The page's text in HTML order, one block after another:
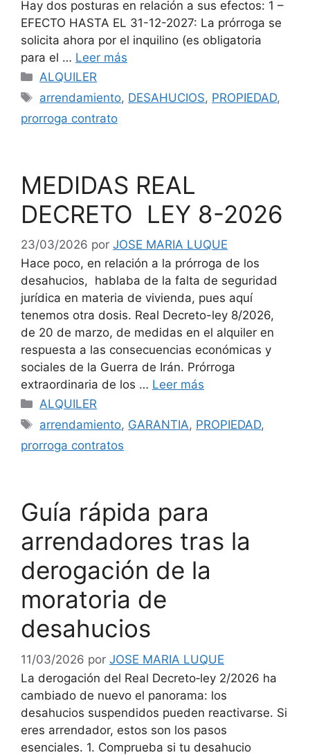
Hay dos posturas en relación a sus efectos: 1 –
EFECTO HASTA EL 31-12-2027: La prórroga se
solicita ahora por el inquilino (es obligatoria
para el … Leer más
Categorías
ALQUILER
Etiquetas
arrendamiento, DESAHUCIOS, PROPIEDAD,
prorroga contrato
MEDIDAS REAL
DECRETO LEY 8-2026
23/03/2026 por JOSE MARIA LUQUE
Hace poco, en relación a la prórroga de los
desahucios, hablaba de la falta de seguridad
jurídica en materia de vivienda, pues aquí
tenemos otra dosis. Real Decreto-ley 8/2026,
de 20 de marzo, de medidas en el alquiler en
respuesta a las consecuencias económicas y
sociales de la Guerra de Irán. Prórroga
extraordinaria de los … Leer más
Categorías
ALQUILER
Etiquetas
arrendamiento, GARANTIA, PROPIEDAD,
prorroga contratos
Guía rápida para
arrendadores tras la
derogación de la
moratoria de
desahucios
11/03/2026 por JOSE MARIA LUQUE
La derogación del Real Decreto‑ley 2/2026 ha
cambiado de nuevo el panorama: los
desahucios suspendidos pueden reactivarse. Si
eres arrendador, estos son los pasos
esenciales. 1. Comprueba si tu desahucio